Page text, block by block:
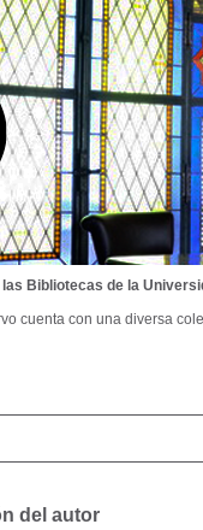
del autor
Bibliotecas de la
cuenta con una diversa